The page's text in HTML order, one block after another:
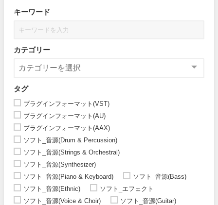
キーワード
カテゴリー
タグ
プラグインフォーマット(VST)
プラグインフォーマット(AU)
プラグインフォーマット(AAX)
ソフト_音源(Drum & Percussion)
ソフト_音源(Strings & Orchestral)
ソフト_音源(Synthesizer)
ソフト_音源(Piano & Keyboard)
ソフト_音源(Bass)
ソフト_音源(Ethnic)
ソフト_エフェクト
ソフト_音源(Voice & Choir)
ソフト_音源(Guitar)